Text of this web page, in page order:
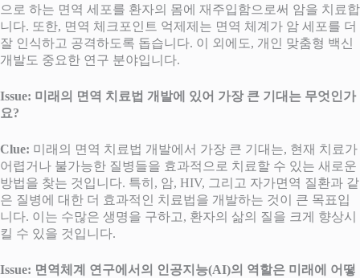
으로 하는 면역 세포를 환자의 몸에 재주입함으로써 암을 치료합
니다. 또한, 면역 체크포인트 억제제는 면역 체계가 암 세포를 더
잘 인식하고 공격하도록 돕습니다. 이 외에도, 개인 맞춤형 백신
개발도 중요한 연구 분야입니다.
Issue: 미래의 면역 치료법 개발에 있어 가장 큰 기대는 무엇인가
요?
Clue: 미래의 면역 치료법 개발에서 가장 큰 기대는, 현재 치료가
어렵거나 불가능한 질병들을 효과적으로 치료할 수 있는 새로운
방법을 찾는 것입니다. 특히, 암, HIV, 그리고 자가면역 질환과 같
은 질병에 대한 더 효과적인 치료법을 개발하는 것이 큰 목표입
니다. 이는 수많은 생명을 구하고, 환자의 삶의 질을 크게 향상시
킬 수 있을 것입니다.
Issue: 면역체계 연구에서의 인공지능(AI)의 역할은 미래에 어떻